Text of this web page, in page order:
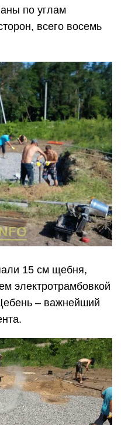
по углам
всего восемь
15 см щебня,
электротрамбовкой
– важнейший